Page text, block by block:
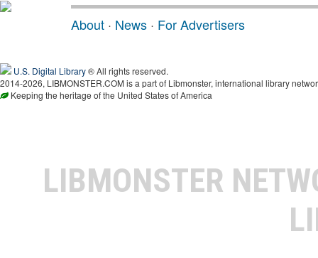
About · News · For Advertisers
U.S. Digital Library® All rights reserved.
2014-2026, LIBMONSTER.COM is a part of Libmonster, international library
Keeping the heritage of the United States of America
LIBMONSTER